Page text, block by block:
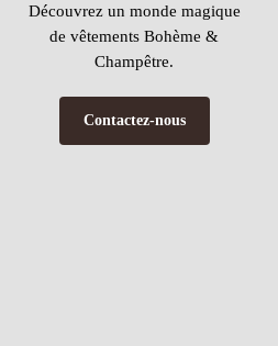
Découvrez un monde magique
de vêtements Bohème &
Champêtre.
Contactez-nous